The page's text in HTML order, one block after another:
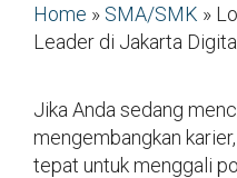
Home » SMA/SMK »
Leader di Jakarta
Jika Anda sedang
mengembangkan
tepat untuk menggali